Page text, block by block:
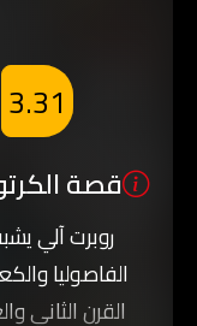
3.31
قصة
روبرت آلي
الفاصوليا
القرن الثاني